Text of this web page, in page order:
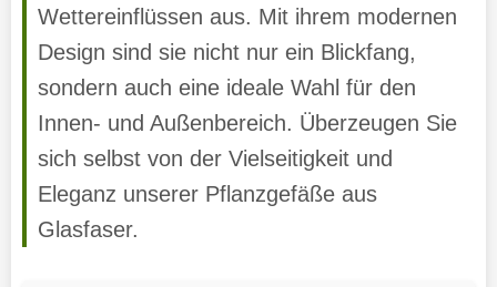
Wettereinflüssen aus. Mit ihrem modernen
Design sind sie nicht nur ein Blickfang,
sondern auch eine ideale Wahl für den
Innen- und Außenbereich. Überzeugen Sie
sich selbst von der Vielseitigkeit und
Eleganz unserer Pflanzgefäße aus
Glasfaser.